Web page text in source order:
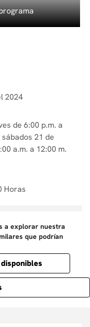
2024
de 6:00 p.m. a
21 de
a.m. a 12:00 m.
Horas
a explorar nuestra
que podrían